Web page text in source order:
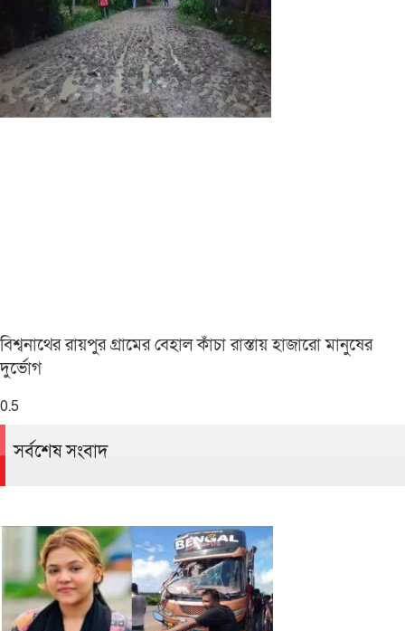
বিশ্বনাথের রায়পুর গ্রামের বেহাল কাঁচা রাস্তায় হাজারো মানুষের
দুর্ভোগ
সর্বশেষ সংবাদ